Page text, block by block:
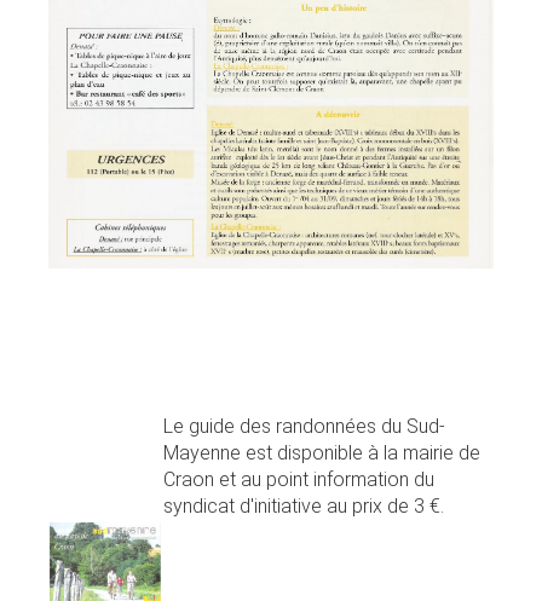
Le guide des randonnées du Sud-
Mayenne est disponible à la mairie de
Craon et au point information du
syndicat d'initiative au prix de 3 €.